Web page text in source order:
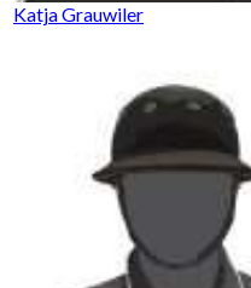
Katja Grauwiler